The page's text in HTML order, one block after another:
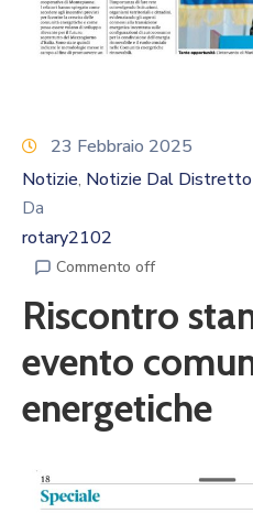
23 Febbraio 2025
Notizie‚ Notizie Dal
Da
rotary2102
Commento off
Riscontro
evento
energetiche